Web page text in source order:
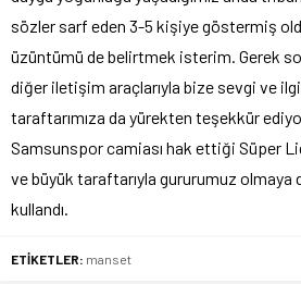
sözler sarf eden 3-5 kişiye göstermiş
üzüntümü de belirtmek isterim. Gerek
diğer iletişim araçlarıyla bize sevgi ve
taraftarımıza da yürekten teşekkür
Samsunspor camiası hak ettiği Süper
ve büyük taraftarıyla gururumuz olmaya
kullandı.
ETİKETLER: manset